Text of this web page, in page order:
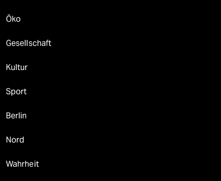
Öko
Gesellschaft
Kultur
Sport
Berlin
Nord
Wahrheit